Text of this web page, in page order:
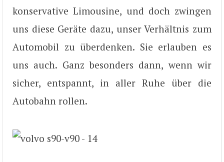
konservative Limousine, und doch zwingen
uns diese Geräte dazu, unser Verhältnis zum
Automobil zu überdenken. Sie erlauben es
uns auch. Ganz besonders dann, wenn wir
sicher, entspannt, in aller Ruhe über die
Autobahn rollen.